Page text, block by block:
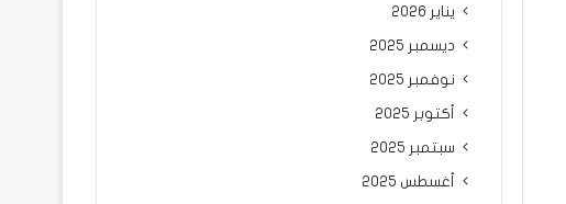
يناير 2026
ديسمبر 2025
نوفمبر 2025
أكتوبر 2025
سبتمبر 2025
أغسطس 2025